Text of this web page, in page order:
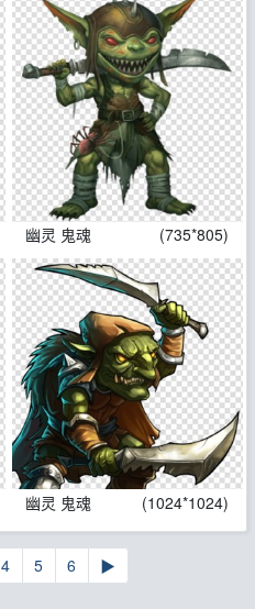
幽灵 鬼魂 (735*805)
幽灵 鬼魂 (1024*1024)
4 5 6 ▶